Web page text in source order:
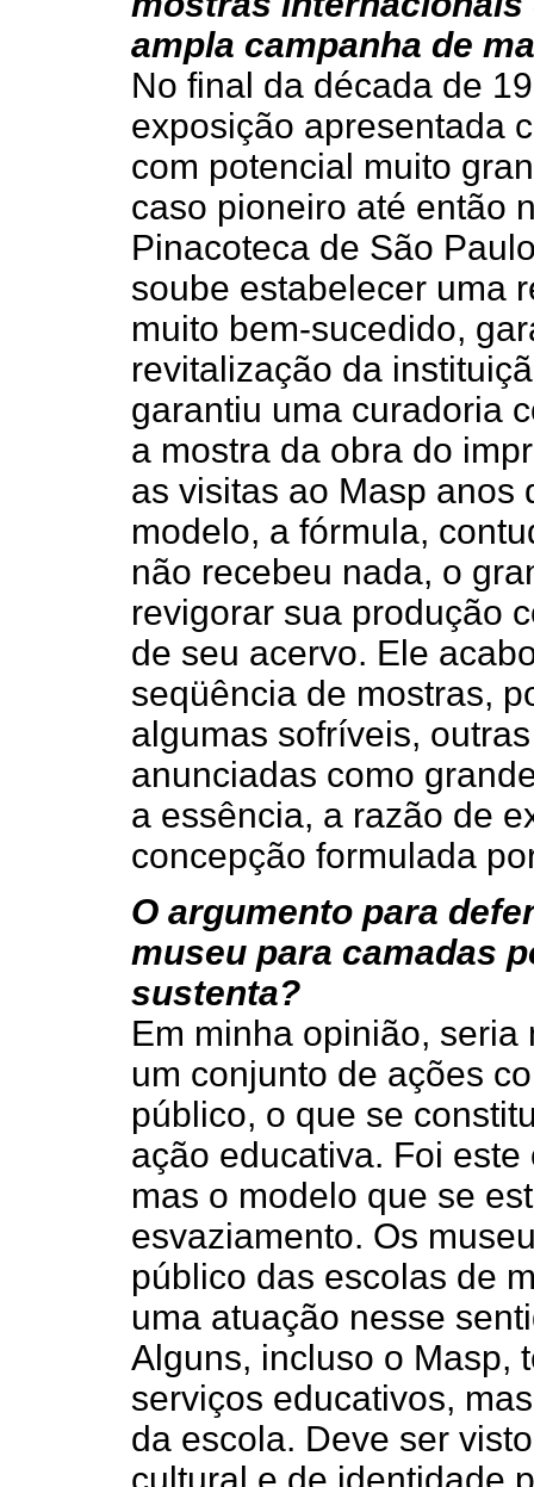
ampla campanha de
No final da década de
exposição apresentada
com potencial muito
caso pioneiro até então
Pinacoteca de São
soube estabelecer uma
muito bem-sucedido,
revitalização da
garantiu uma curadoria
a mostra da obra do
as visitas ao Masp anos
modelo, a fórmula,
não recebeu nada, o
revigorar sua produção
de seu acervo. Ele
seqüência de mostras,
algumas sofríveis,
anunciadas como
a essência, a razão de
concepção formulada
O argumento para
museu para camadas
sustenta?
Em minha opinião,
um conjunto de ações
público, o que se
ação educativa. Foi
mas o modelo que se
esvaziamento. Os
público das escolas de
uma atuação nesse
Alguns, incluso o Masp,
serviços educativos,
da escola. Deve ser
cultural e de identidade